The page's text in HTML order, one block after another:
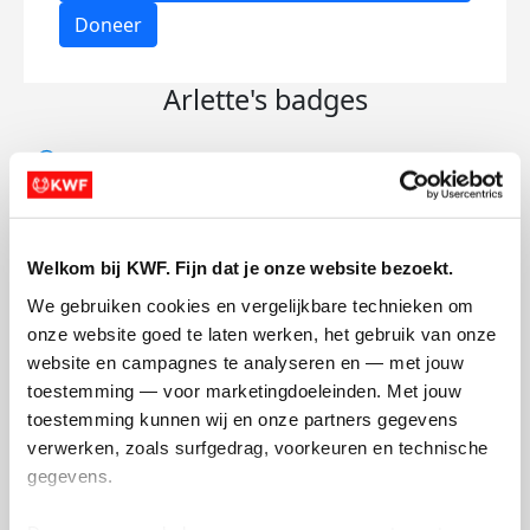
Welkom bij KWF. Fijn dat je onze website bezoekt.
We gebruiken cookies en vergelijkbare technieken om
onze website goed te laten werken, het gebruik van onze
website en campagnes te analyseren en — met jouw
toestemming — voor marketingdoeleinden. Met jouw
toestemming kunnen wij en onze partners gegevens
verwerken, zoals surfgedrag, voorkeuren en technische
gegevens.
Doneer
Arlette's badges